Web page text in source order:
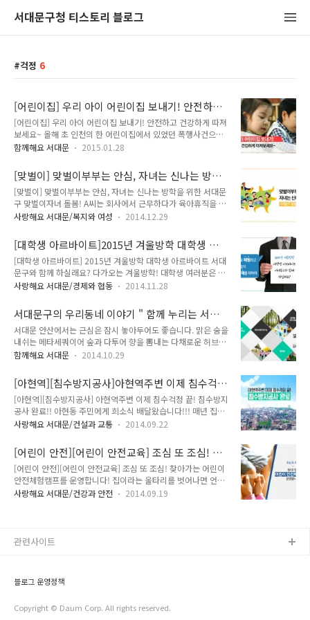
서대문구청 티스토리 블로그
걱정 6
[어린이집] 우리 아이 어린이집 보내기! 안전하고
건강하게 따져보세요~
[어린이집] 우리 아이 어린이집 보내기! 안전하고 건강하게 따져
보세요~ 올해 초 인천의 한 어린이집에서 있었던 폭행사건으로
우리나라가 떠들썩했었죠? 어린이집 아동학대! 부모님의 입장
리 아이도…'란 생각에 밤잠 설치실 일이 많으시죠. (출처 인테이
크 푸즈) 어린이집에 우리 아이들을 보내실 예비 부모님들의 걱
정도 이만저만이 아니실텐데요 어린이집 고르기전 꼭 알아보셔
야 할 것들에 대하여 부모님들의 심정이 조금이나마 덜어보고자
지기가 한번 알아보았습니다. 먼저 좋은 어린이집 선택할 때 고
은 되도록 집에서 가까운 곳으로 선택하세요 따뜻하고 안정적인
분위의 교직원이어야 합니다. 환경..
함께해요 서대문 2015.01.28
[맞벌이] 맞벌이부부는 안심, 자녀는 신나는 방학
을 위한 서대문구 맞벌이자녀 돌봄!
[맞벌이] 맞벌이부부는 안심, 자녀는 신나는 방학을 위한 서대문
구 맞벌이자녀 돌봄! A씨는 회사에서 근무하다가 육아휴직을 내
고 현재 42개월 된 아들과 6개월 된 딸을 키우고 있습니다. "첫
째가 태어나면서 육아에 전념하기 위해 육아휴직을 냈어요. 육아
휴직이 끝나도 남편과 맞벌이하면서 아이 돌보려고 하는데 아이
들을 어디에 맡겨야 할지 걱정이네요." 직장인 B씨는 초등학생
자녀 문제로 고민입니다. "아침에 일하러 나가면 아이가 집에 혼
자 있어요. 시간이 날 때마다 전화를 하지만 아이에게 사고가 나
시는 건 맞벌이부부가 아닐까 합니다! 겨울방학동안 집에 있는
아이들이 걱정되기도 하고, 누군가..
사랑해요 서대문/복지와 여성 2014.12.29
[대학생 아르바이트]2015년 겨울방학 대학생 아
르바이트 서대문구와 함께 하실래요?
[대학생 아르바이트] 2015년 겨울방학 대학생 아르바이트 서대
문구와 함께 하실래요? 다가오는 겨울방학! 대학생 여러분은 겨
울방학계획을 세우셨나요? 아르바이트를 걱정하고 있으시다면,
·간접적으로 체험케 함으로써 사회경험의 기회와 근로의 중요
성을 인식하는 계기를 마련하기 위해 '2015년도 겨울방학 대학
생 아르바이트'를 운영합니다!! 지기도 다양한 아르바이트(일명
알바) 경험이 많은데요~ 취업과 실무에 도움이 되는 아르바이트
가 더 의미 있지 않을까요??^^ 모집 및 선발 안내 접수기간 :
인터넷 접수 (www.sdm.go.kr) 공개모집 / 방문 및 우편 접수
불가..
사랑해요 서대문/경제와 협동 2014.11.28
서대문구의 우리동네 이야기 " 함께 누리는 서대
문 "
서대문 안산에서는 근심은 잠시 놓아두어도 좋습니다. 맑은 숨을
내쉬는 메타세쿼이어 숲과 다투어 향을 뽐내는 다채로운 허브들
이 우리들을 자연의 품으로 돌아오게 합니다. 은은한 조명 아래
떨 까요? 연인의 손을 잡고 안산자락길을 걸으며 사랑을 축복하
는 숲의 소리를 들어보세요. 도심 속 사색의 공간, 서대문 안산
자락길로 초대합니다. 서대문안산 자락길은 산을 이용하기 힘든
장애인 등 보행약자를 위한 길로 유명합니다. 사회적 보행 약자
의 숲길 이용을 가능하게 하겠다는 발상의 전환에서 비롯되었습
으로 즐기는 특색있는 산책로를 조성하여 찾는 분에게는 감탄사
가 끊이질 않는 곳입니다. 서대문안산 자락..
함께해요 서대문 2014.10.29
[아현역][침수방지공사]아현역주변 이제 침수걱
정 끝! 침수방지공사 완료!!
[아현역][침수방지공사] 아현역주변 이제 침수걱정 끝! 침수방지
공사 완료!! 아현동 주민에게 희소식 배달왔습니다!!! 매년 집중
호우 때마다 수해가 발생하여 삶의 터전을 잃게 된 수재민들의
쉴 수 있는 공간이 침수되어 불편한 것은 물론이고, 앞으로 피해
복구를 어떻게 해 나가야 할지 정말 막막하셨죠? 그러나 이제~
아현동 주민분들은 안심하셔도 될 듯합니다!! (^0^)/ 바로 고질
적인 상습 침수지역인 지하철2호선 아현역 주변의 함수암거(사
각형거)를 9월 확장정비 완료 함으써 수년간 집중호우로 인한 침
사랑해요 서대문/건설과 교통 2014.09.22
[어린이 안전][어린이 안전교육] 조심 또 조심! 찾
아가는 어린이 안전체험캠프를 운영합니다!
[어린이 안전][어린이 안전교육] 조심 또 조심! 찾아가는 어린이
안전체험캠프를 운영합니다! 집이라는 울타리를 벗어나면 언제
나 걱정되는 아이들의 안전, 그 중에서 특히나 안전에 취약 초등
니다^^ 찾아가는 어린이 안전체험캠프 안전에 취약한 초등학생
대문구 내 초등학교 초등학생 3,000여명 (서대문구 내 초등학교
사랑해요 서대문/건강과 안전 2014.09.19
블로그 운영정책
Copyright © Daum Corp. All rights reserved.
관련사이트